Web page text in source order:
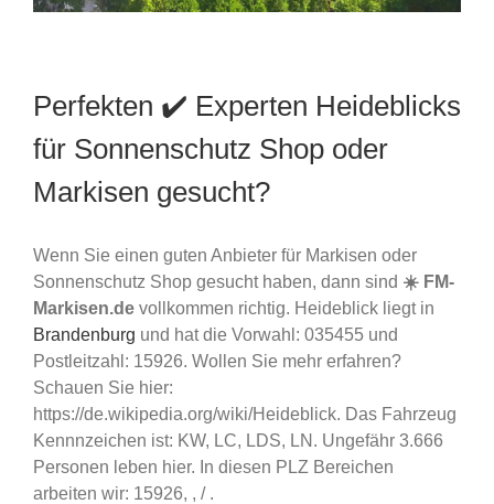
Perfekten ✔️ Experten Heideblicks
für Sonnenschutz Shop oder
Markisen gesucht?
Wenn Sie einen guten Anbieter für Markisen oder
Sonnenschutz Shop gesucht haben, dann sind ☀️ FM-
Markisen.de vollkommen richtig. Heideblick liegt in
Brandenburg und hat die Vorwahl: 035455 und
Postleitzahl: 15926. Wollen Sie mehr erfahren?
Schauen Sie hier:
https://de.wikipedia.org/wiki/Heideblick. Das Fahrzeug
Kennnzeichen ist: KW, LC, LDS, LN. Ungefähr 3.666
Personen leben hier. In diesen PLZ Bereichen
arbeiten wir: 15926, , / .